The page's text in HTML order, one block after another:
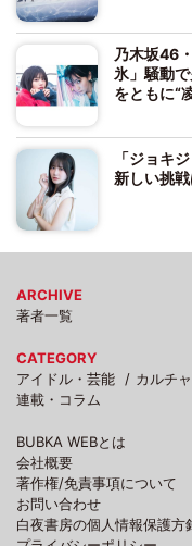
乃木坂46
氷」騒動
をともに“
「ジョキ
新しい挑
ARCHIVE
著者一覧
CATEGORY
アイドル・芸能
カルチ
連載・コラム
BUBKA WEBとは
会社概要
著作権/免責事項について
お問い合わせ
白夜書房の個人情報保護方